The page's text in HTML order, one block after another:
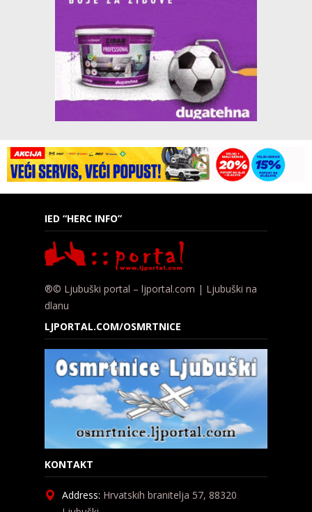
IED “HERC INFO”
®© Ljubuški portal – ljportal.com | Ljubuški na
dlanu
LJPORTAL.COM/OSMRTNICE
KONTAKT
Address: Hrvatskih branitelja 57, 88320